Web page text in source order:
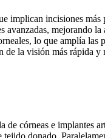
implican incisiones más
avanzadas, mejorando la
lo que amplía las
de la visión más rápida y
de córneas e implantes